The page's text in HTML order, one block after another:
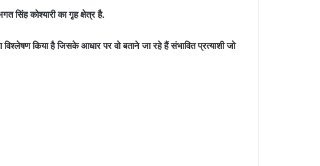
सिंह कोश्यारी का गृह क्षेत्र है.
किया है जिसके आधार पर वो बताने जा रहे हैं संभावित प्रत्याशी जो